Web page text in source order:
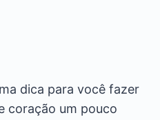
dica para você fazer
coração um pouco